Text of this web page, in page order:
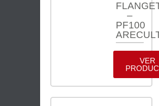
–
PF100
VER